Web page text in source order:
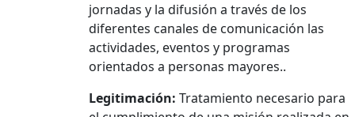
jornadas y la difusión a través de los
diferentes canales de comunicación las
actividades, eventos y programas
orientados a personas mayores..
Legitimación: Tratamiento necesario para